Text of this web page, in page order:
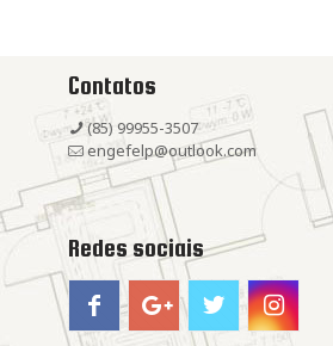
Contatos
(85) 99955-3507
engefelp@outlook.com
Redes sociais